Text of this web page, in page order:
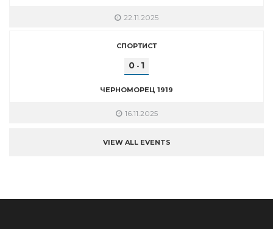
22.11.2025
СПОРТИСТ
0 - 1
ЧЕРНОМОРЕЦ 1919
16.11.2025
VIEW ALL EVENTS